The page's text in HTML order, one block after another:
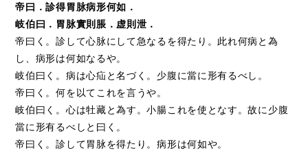
帝曰．診得胃脉病形何如．
岐伯曰．胃脉實則脹．虚則泄．
帝曰く。診して心脉にして急なるを得たり。此れ何病と為
し、病形は何如なるや。
岐伯曰く。病は心疝と名づく。少腹に當に形有るべし。
帝曰く。何を以てこれを言うや。
岐伯曰く。心は牡藏と為す。小腸これを使となす。故に少腹
當に形有るべしと曰く。
帝曰く。診して胃脉を得たり。病形は何如や。